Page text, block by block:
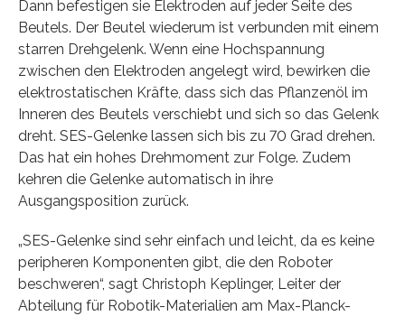
Dann befestigen sie Elektroden auf jeder Seite des
Beutels. Der Beutel wiederum ist verbunden mit einem
starren Drehgelenk. Wenn eine Hochspannung
zwischen den Elektroden angelegt wird, bewirken die
elektrostatischen Kräfte, dass sich das Pflanzenöl im
Inneren des Beutels verschiebt und sich so das Gelenk
dreht. SES-Gelenke lassen sich bis zu 70 Grad drehen.
Das hat ein hohes Drehmoment zur Folge. Zudem
kehren die Gelenke automatisch in ihre
Ausgangsposition zurück.
„SES-Gelenke sind sehr einfach und leicht, da es keine
peripheren Komponenten gibt, die den Roboter
beschweren“, sagt Christoph Keplinger, Leiter der
Abteilung für Robotik-Materialien am Max-Planck-